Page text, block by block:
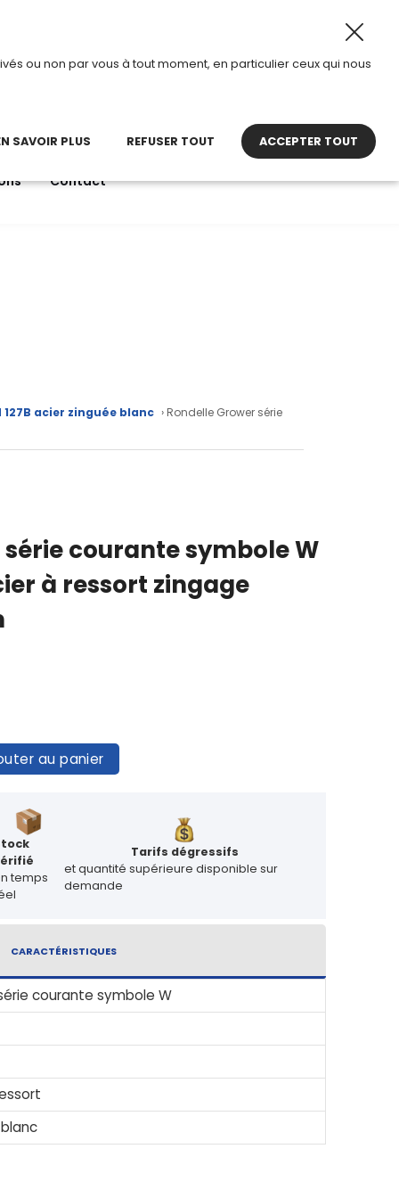
TDI passe en mode été. • Horaires d’ouverture :
Contact
acier zinguée blanc › Rondelle Grower série
courante symbole W
à ressort zingage
au panier
temps
Tarifs dégressifs
et quantité supérieure disponible sur
demande
CARACTÉRISTIQUES
courante symbole W
ou non par vous à tout moment, en particulier ceux qui nous
SAVOIR PLUS REFUSER TOUT ACCEPTER TOUT